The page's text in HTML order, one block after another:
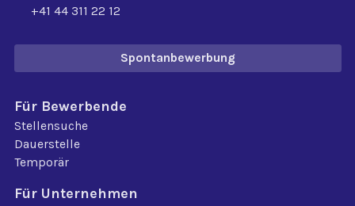
+41 44 311 22 12
Spontanbewerbung
Für Bewerbende
Stellensuche
Dauerstelle
Temporär
Für Unternehmen